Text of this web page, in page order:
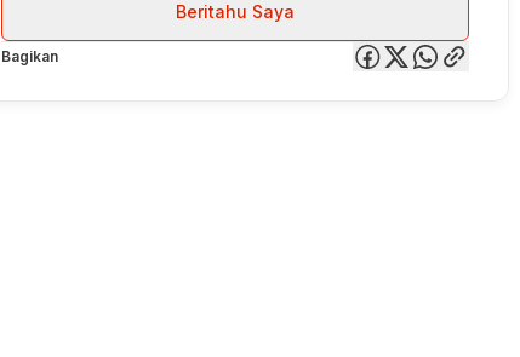
Beritahu Saya
Bagikan